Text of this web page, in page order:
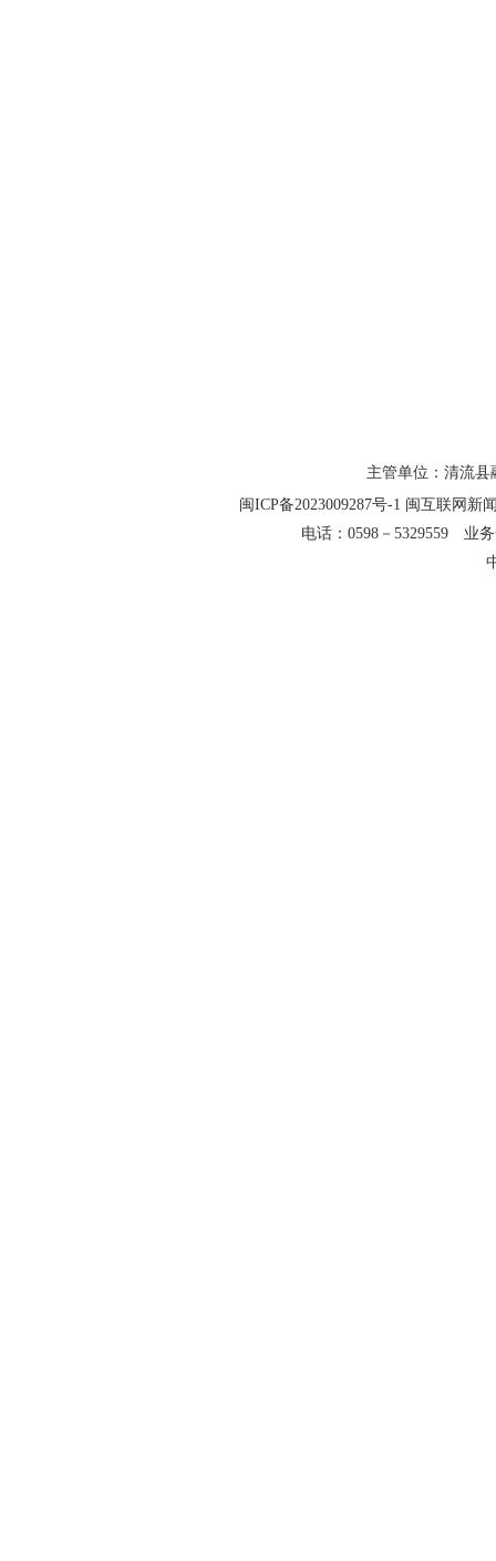
主管单位：清流县
闽ICP备2023009287号-1 闽互联网新
电话：0598－5329559 业